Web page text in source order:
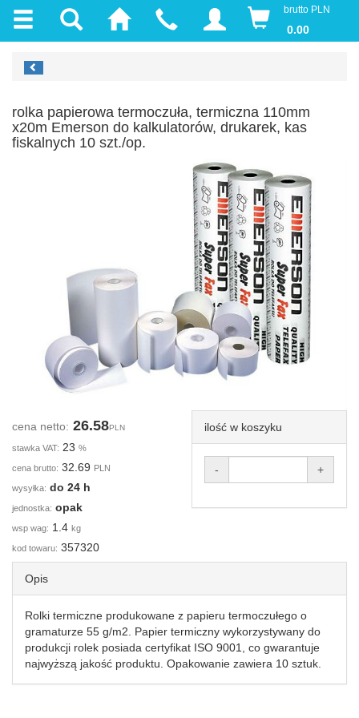
brutto PLN
0.00
rolka papierowa termoczuła, termiczna 110mm
x20m Emerson do kalkulatorów, drukarek, kas
fiskalnych 10 szt./op.
cena netto: 26.58PLN
stawka VAT: 23 %
cena brutto: 32.69 PLN
wysyłka: do 24 h
jednostka: opak
wsp wag: 1.4 kg
kod towaru: 357320
ilość w koszyku
- +
Opis
Rolki termiczne produkowane z papieru termoczułego o
gramaturze 55 g/m2. Papier termiczny wykorzystywany do
produkcji rolek posiada certyfikat ISO 9001, co gwarantuje
najwyższą jakość produktu. Opakowanie zawiera 10 sztuk.